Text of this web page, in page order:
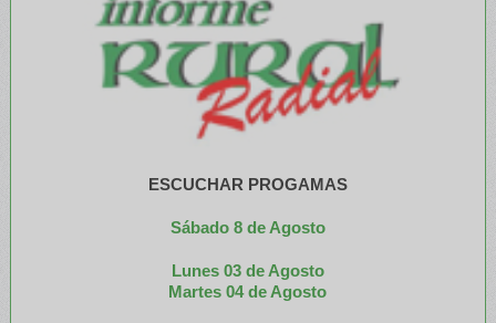
ESCUCHAR PROGAMAS
Sábado 8 de Agosto
Lunes 03 de Agosto
Martes 04 de Agosto